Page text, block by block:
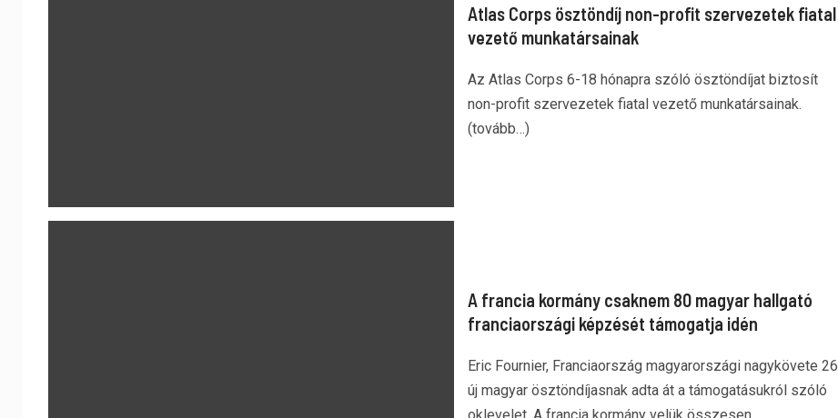
Atlas Corps ösztöndíj non-profit szervezetek fiatal
vezető munkatársainak
Az Atlas Corps 6-18 hónapra szóló ösztöndíjat biztosít
non-profit szervezetek fiatal vezető munkatársainak.
(tovább…)
A francia kormány csaknem 80 magyar hallgató
franciaországi képzését támogatja idén
Eric Fournier, Franciaország magyarországi nagykövete 26
új magyar ösztöndíjasnak adta át a támogatásukról szóló
oklevelet. A francia kormány velük összesen...